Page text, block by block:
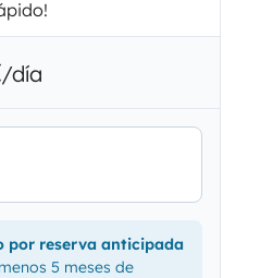
/día
por reserva anticipada
5 meses de